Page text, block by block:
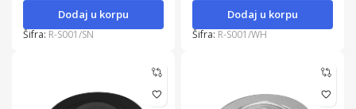
Dodaj u korpu
Šifra: R-S001/SN
Dodaj u korpu
Šifra: R-S001/WH